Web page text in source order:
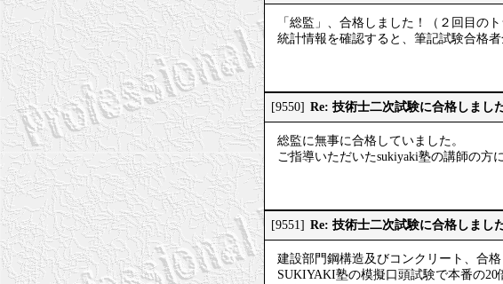
「総監」、合格しました！（２回目のト
統計情報を確認すると、筆記試験合格
[9550] Re: 技術士二次試験に合格しまし
総監に無事に合格していました。
ご指導いただいたsukiyaki塾の講師の方
[9551] Re: 技術士二次試験に合格しまし
建設部門鋼構造及びコンクリート、合格
SUKIYAKI塾の模擬口頭試験で本番の